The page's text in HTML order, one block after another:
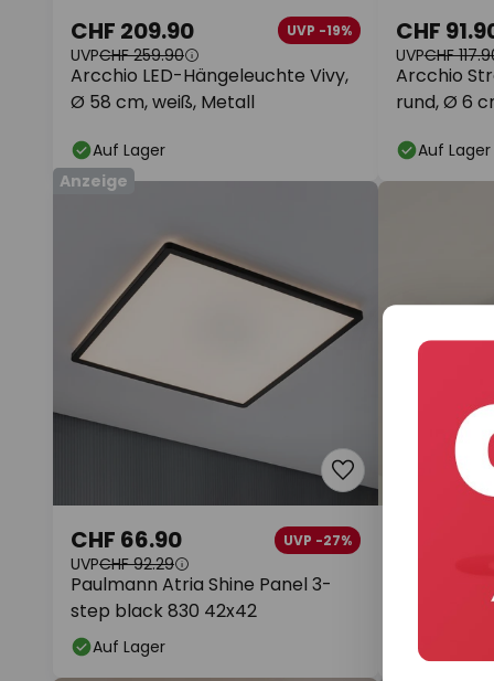
Arcchio LED-Hängeleuchte Vivy,
Ø 58 cm, weiß, Metall
CHF 209.90 UVP -19%
UVPCHF 259.90
Auf Lager
Arcchio
rund, Ø 6
CHF
UVPCHF
Auf Lager
Anzeige
Paulmann Atria Shine Panel 3-
step black 830 42x42
CHF 66.90 UVP -27%
UVPCHF 92.29
Auf Lager
cm,
Auf Lager